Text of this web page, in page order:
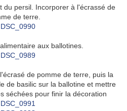
du persil. Incorporer à l'écrassé de
de terre.
aux ballotines.
de pomme de terre, puis la
de basilic sur la ballotine et mettre
séchées pour finir la décoration